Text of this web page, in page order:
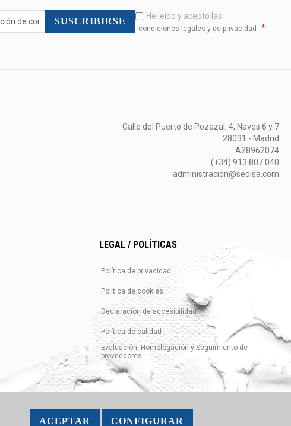
SUSCRIBIRSE He leido y acepto las
condiciones legales y de privacidad *
Calle del Puerto de Pozazal, 4, Naves 6 y 7
28031 - Madrid
A28962074
(+34) 913 807 040
administracion@sedisa.com
LEGAL / POLÍTICAS
Política de privacidad
Política de cookies
Declaración de accesibilidad
Política de calidad
Evaluación, Homologación y Seguimiento de
proveedores
ACEPTAR CONFIGURAR